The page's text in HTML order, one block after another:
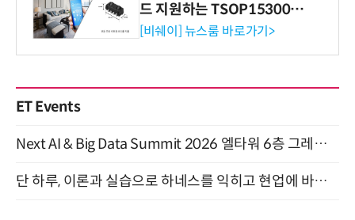
드 지원하는 TSOP15300 시
리즈 IR 수신기 출시
[비쉐이] 뉴스룸 바로가기>
ET Events
Next AI & Big Data Summit 2026 엘타워 6층 그레이스홀 개최 (9/18)
단 하루, 이론과 실습으로 하네스를 익히고 현업에 바로 쓰는 핸즈온 워크숍 (8/20)